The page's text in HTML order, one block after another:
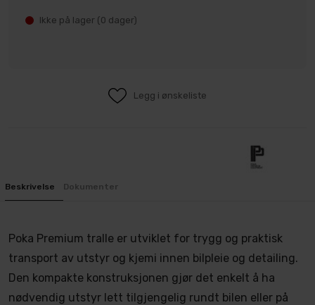
Ikke på lager (0 dager)
Legg i ønskeliste
Beskrivelse Dokumenter
Poka Premium tralle er utviklet for trygg og praktisk
transport av utstyr og kjemi innen bilpleie og detailing.
Den kompakte konstruksjonen gjør det enkelt å ha
nødvendig utstyr lett tilgjengelig rundt bilen eller på